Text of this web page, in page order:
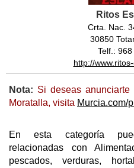
Ritos
Crta. Nac.
30850
Telf.:
http://
Nota: Si deseas
Moratalla, visita Murcia.com/
En esta categoría
relacionadas con
pescados, verduras,